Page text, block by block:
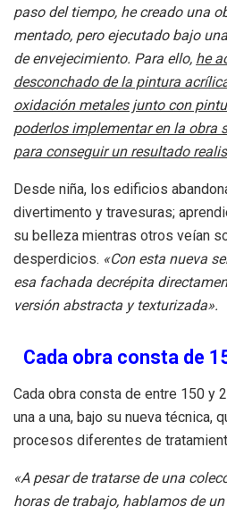
paso del tiempo, he creado una
mentado, pero ejecutado bajo
de envejecimiento. Para ello, he
desconchado de la pintura
oxidación metales junto con
poderlos implementar en la obra
para conseguir un resultado
Desde niña, los edificios
divertimento y travesuras;
su belleza mientras otros veían
desperdicios. «Con esta nueva
esa fachada decrépita
versión abstracta y texturizada».
Cada obra consta de
Cada obra consta de entre 150 y
una a una, bajo su nueva técnica,
procesos diferentes de
«A pesar de tratarse de una
horas de trabajo, hablamos de